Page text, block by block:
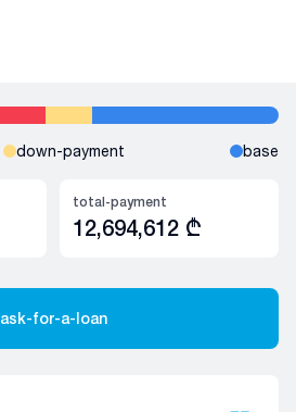
down-payment base
total-payment
12,694,612 ₾
ask-for-a-loan